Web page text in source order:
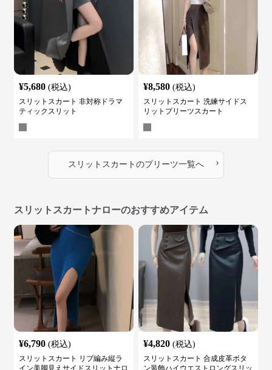
¥5,680 (税込)
スリットスカート 非対称ドラマ
ティックスリット
¥8,580 (税込)
スリットスカート 洗練サイドス
リットプリーツスカート
スリットスカート のプリーツ一覧へ ›
スリットスカートナローのおすすめアイテム
¥6,790 (税込)
スリットスカート リブ編み縦ラ
イン美脚見えサイドスリットナロ
¥4,820 (税込)
スリットスカート 合成皮革ボタ
ン装飾ハイウエストロングスリッ